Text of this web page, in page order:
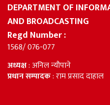
DEPARTMENT OF
AND BROADCASTING
Regd Number :
1568/ 076-077
अध्यक्ष: अनिल न्यौपाने
प्रधान सम्पादक: राम प्रसाद दाहाल